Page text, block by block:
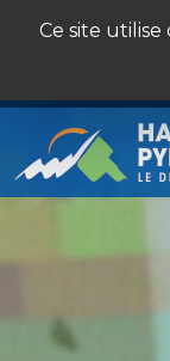
Ce site